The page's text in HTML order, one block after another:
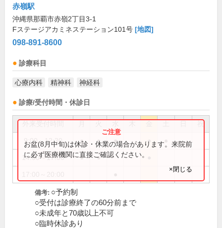
赤嶺駅
沖縄県那覇市赤嶺2丁目3-1
Fステージアカミネステーション101号 [地図]
098-891-8600
診療科目
心療内科 精神科 神経科
診療/受付時間・休診日
祝
9:00～12:30 ● ● ● ●
14:00～17:00 ● ●
お盆(8月中旬)は休診・休業の場合があります。来院前
に必ず医療機関に直接ご確認ください。
×閉じる
備考: ○予約制
○受付は診療終了の60分前まで
○未成年と70歳以上不可
○臨時休診あり